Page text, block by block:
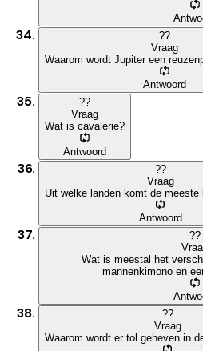
??
Vraag
Waarom wordt Jupiter een
Antwoord
??
Vraag
Wat is cavalerie?
Antwoord
??
Vraag
Uit welke landen komt de meeste
Antwoord
??
Wat is meestal het
mannenkimono en
??
Vraag
Waarom wordt er tol geheven in